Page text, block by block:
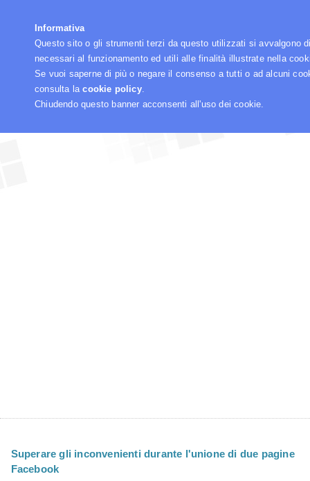
Informativa
Questo sito o gli strumenti terzi da questo utilizzati si avvalgono
necessari al funzionamento ed utili alle finalità illustrate nella
Se vuoi saperne di più o negare il consenso a tutti o ad alcuni
consulta lacookie policy.
Chiudendo questo banner acconsenti all'uso dei cookie.
Superare gli inconvenienti durante l'unione di due pagine
Facebook